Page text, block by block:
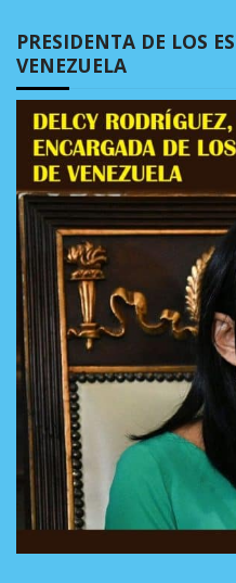
PRESIDENTA DE LOS
VENEZUELA